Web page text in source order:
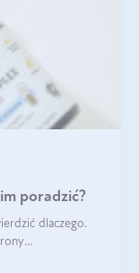
poradzić?
dlaczego.